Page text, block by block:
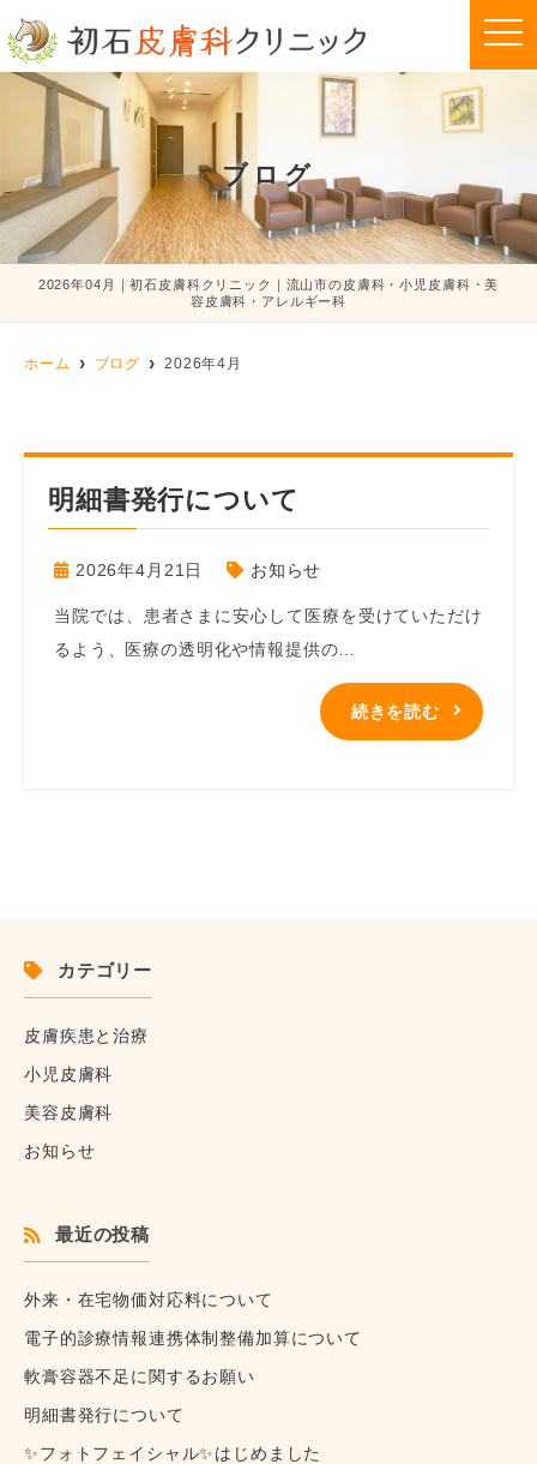
t
o
i
g
a
t
i
ブログ
2026年04月｜初石皮膚科クリニック｜流山市の皮膚科・小児皮膚科・美
容皮膚科・アレルギー科
ホーム ブログ 2026年4月
明細書発行について
2026年4月21日 お知らせ
当院では、患者さまに安心して医療を受けていただけ
るよう、医療の透明化や情報提供の…
続きを読む
カテゴリー
皮膚疾患と治療
小児皮膚科
美容皮膚科
お知らせ
最近の投稿
外来・在宅物価対応料について
電子的診療情報連携体制整備加算について
軟膏容器不足に関するお願い
明細書発行について
✨フォトフェイシャル✨はじめました